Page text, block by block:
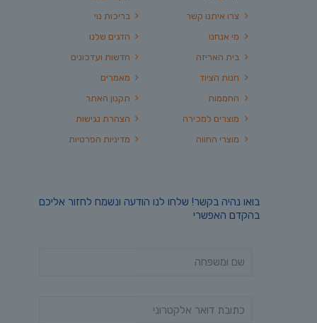
בריכות נוי
הדגים שלנו
חדשות ועדכונים
מאמרים
תקנון האתר
הצהרת נגישות
מדיניות הפרטיות
צרו איתנו קשר
מי אנחנו
בית האריזה
חנות הציוד
החממות
מוצרים למכירה
מוצרי החווה
בואו נהיה בקשר! שלחו לנו הודעה ונשמח לחזור אליכם
בהקדם האפשרי